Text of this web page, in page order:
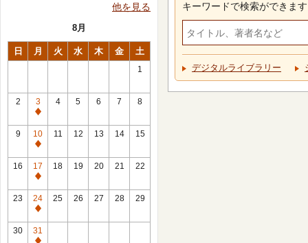
他を見る
8月
日 月 火 水 木 金 土
1
2
3
休
館
日
4 5 6 7 8
9
10
休
館
日
11 12 13 14 15
16
17
休
館
日
18 19 20 21 22
23
24
休
館
日
25 26 27 28 29
30
31
キーワードで検索ができます
デジタルライブラリー